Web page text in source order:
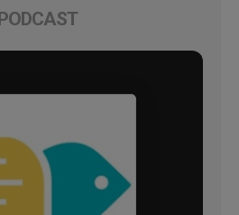
PODCAST